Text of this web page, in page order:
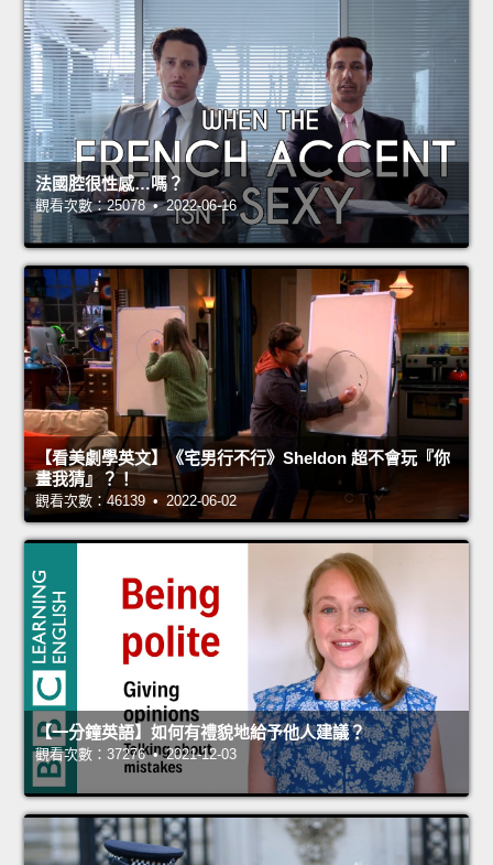
法國腔很性感…嗎？
觀看次數：25078 • 2022-06-16
【看美劇學英文】《宅男行不行》Sheldon 超不會玩『你
畫我猜』？！
觀看次數：46139 • 2022-06-02
【一分鐘英語】如何有禮貌地給予他人建議？
觀看次數：37276 • 2021-12-03